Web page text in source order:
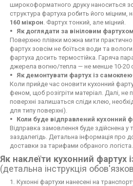
широкоформатного друку наноситься
структура фартуха робить його міцним,
160 мікрон . Фартух тонкий, але міцний.
Як доглядати за вініловим
Поверхню плівки можна мити практично
фартух зовсім не боїться води та
фартуха досить термостійка. Гаряча
джерела вогню/тепла — не менше 10-20
Як демонтувати фартух із
Коли прийде час оновити кухонний
феном, щоб розігріти матеріал. Далі,
поверхні залишаться сліди клею,
для типу поверхні).
Коли буде відправлений кухонний
Відправка замовлення буде здійснена у
заздалегідь. Детальна інформація про
доставки за тарифами обраного логіста.
Як наклеїти кухонний фартух
(детальна інструкція
Кухонні фартухи нанесені на